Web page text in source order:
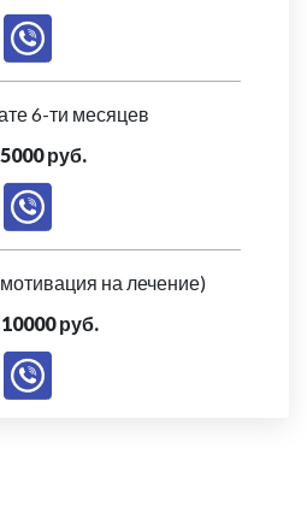
6-ти месяцев
руб.
на лечение)
руб.